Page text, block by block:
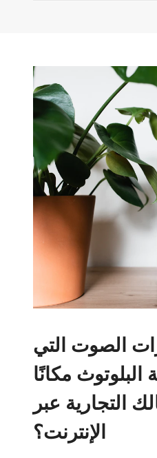
الصوت التي
البلوتوث مكانًا
التجارية عبر
الإنترنت؟